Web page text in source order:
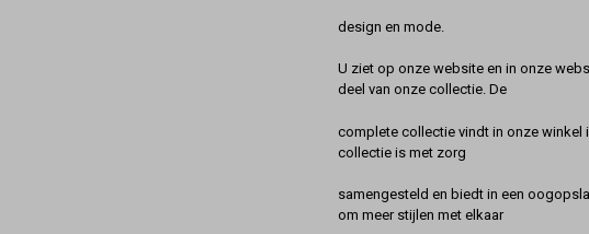
design en mode.
U ziet op onze website en in onze
deel van onze collectie. De
complete collectie vindt in onze winkel
collectie is met zorg
samengesteld en biedt in een
om meer stijlen met elkaar